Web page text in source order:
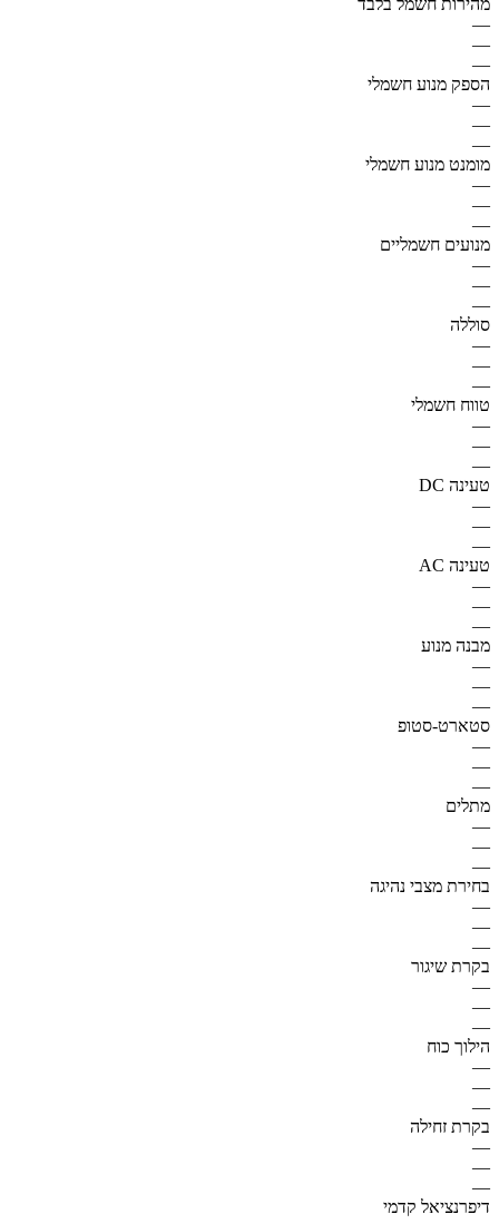
—
—
—
הספק מנוע חשמלי
—
—
—
מומנט מנוע חשמלי
—
—
—
מנועים חשמליים
—
—
—
סוללה
—
—
—
טווח חשמלי
—
—
—
טעינה DC
—
—
—
טעינה AC
—
—
—
מבנה מנוע
—
—
—
סטארט-סטופ
—
—
—
מתלים
—
—
—
בחירת מצבי נהיגה
—
—
—
בקרת שיגור
—
—
—
הילוך כוח
—
—
—
בקרת זחילה
—
—
—
דיפרנציאל קדמי